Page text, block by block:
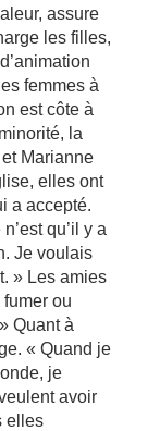
assure
les filles,
femmes à
est côte à
la
Marianne
elles ont
a accepté.
qu’il y a
Je voulais
» Les amies
ou
Quant à
« Quand je
je
avoir
elles